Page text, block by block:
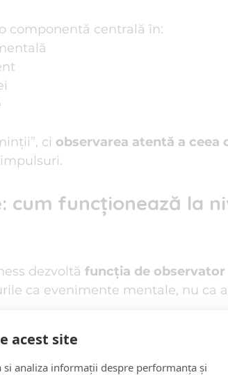
acest site
analiza informații despre performanța și
componentă centrală în:
ci observarea atentă a ceea
cum funcționează la
dezvoltă funcția de
ca evenimente mentale, nu ca